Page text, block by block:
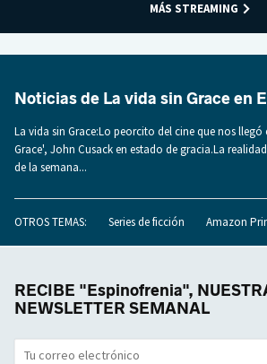
MÁS STREAMING
Noticias de La vida sin Grace en
La vida sin Grace:Lo peorcito del cine que nos llegó
Grace', John Cusack en estado de gracia.La
de la semana...
OTROS TEMAS: Series de ficción Amazon
RECIBE "Espinofrenia",
NEWSLETTER SEMANAL